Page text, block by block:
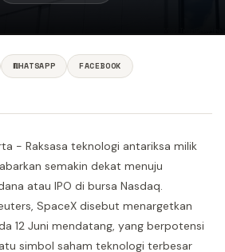
WHATSAPP
FACEBOOK
- Raksasa teknologi antariksa milik
semakin dekat menuju
atau IPO di bursa Nasdaq.
SpaceX disebut menargetkan
12 Juni mendatang, yang berpotensi
simbol saham teknologi terbesar